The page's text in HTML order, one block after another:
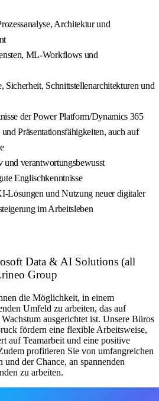
Architektur und
ML-Workflows und
Sicherheit, Schnittstellenarchitekturen und
der Power Platform/Dynamics 365
Präsentationsfähigkeiten, auch auf
und verantwortungsbewusst
Englischkenntnisse
Lösungen und Nutzung neuer digitaler
im Arbeitsleben
Data & AI Solutions (all
Group
die Möglichkeit, in einem
Umfeld zu arbeiten, das auf
ausgerichtet ist. Unsere Büros
fördern eine flexible Arbeitsweise,
auf Teamarbeit und eine positive
profitieren Sie von umfangreichen
der Chance, an spannenden
zu arbeiten.